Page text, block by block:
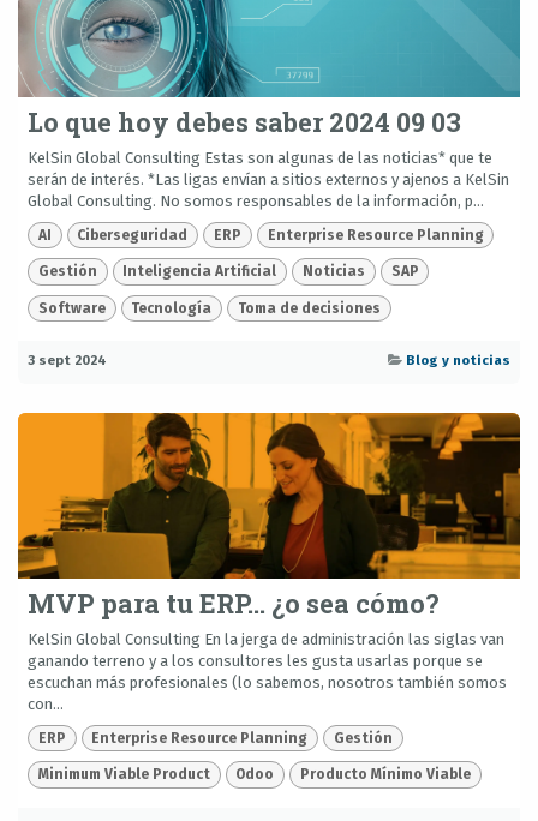
Lo que hoy debes saber 2024 09 03
KelSin Global Consulting Estas son algunas de las noticias* que te
serán de interés. *Las ligas envían a sitios externos y ajenos a KelSin
Global Consulting. No somos responsables de la información, p...
AI Ciberseguridad ERP Enterprise Resource Planning
Gestión Inteligencia Artificial Noticias SAP
Software Tecnología Toma de decisiones
3 sept 2024 Blog y noticias
MVP para tu ERP… ¿o sea cómo?
KelSin Global Consulting En la jerga de administración las siglas van
ganando terreno y a los consultores les gusta usarlas porque se
escuchan más profesionales (lo sabemos, nosotros también somos
con...
ERP Enterprise Resource Planning Gestión
Minimum Viable Product Odoo Producto Mínimo Viable